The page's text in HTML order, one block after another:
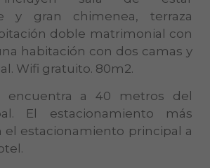
y gran chimenea, terraza
doble matrimonial con
habitación con dos camas y
Wifi gratuito. 80m2.
encuentra a 40 metros del
El estacionamiento más
el estacionamiento principal a